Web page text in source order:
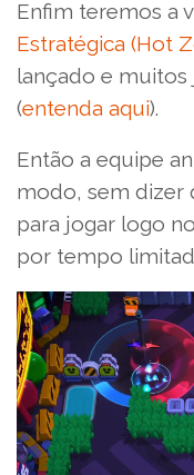
Enfim teremos a
Estratégica (Hot
lançado e
(entenda aqui).
Então a equipe
modo, sem dizer
para jogar logo
por tempo